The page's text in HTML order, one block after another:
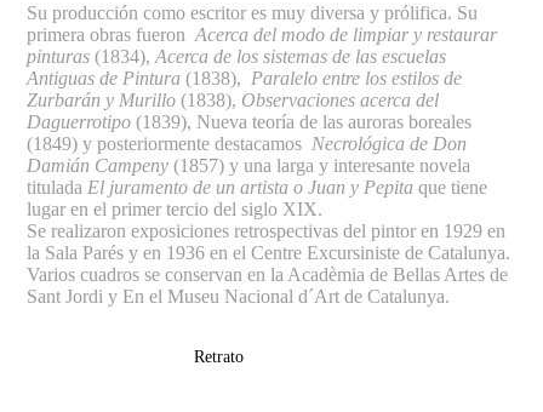
Su producción como escritor es muy diversa y prólifica. Su
primera obras fueronAcerca del modo de limpiar y restaurar
pinturas (1834),Acerca de los sistemas de las escuelas
Antiguas de Pintura (1838), Paralelo entre los estilos de
Zurbarán y Murillo (1838), Observaciones acerca del
Daguerrotipo (1839), Nueva teoría de las auroras boreales
(1849) y posteriormente destacamos Necrológica de Don
Damián Campeny (1857) y una larga y interesante novela
titulada El juramento de un artista o Juan y Pepita que tiene
lugar en el primer tercio del siglo XIX.
Se realizaron exposiciones retrospectivas del pintor en 1929 en
la Sala Parés y en 1936 en el Centre Excursiniste de Catalunya.
Varios cuadros se conservan en la Acadèmia de Bellas Artes de
Sant Jordi y En el Museu Nacional d´Art de Catalunya.
Retrato